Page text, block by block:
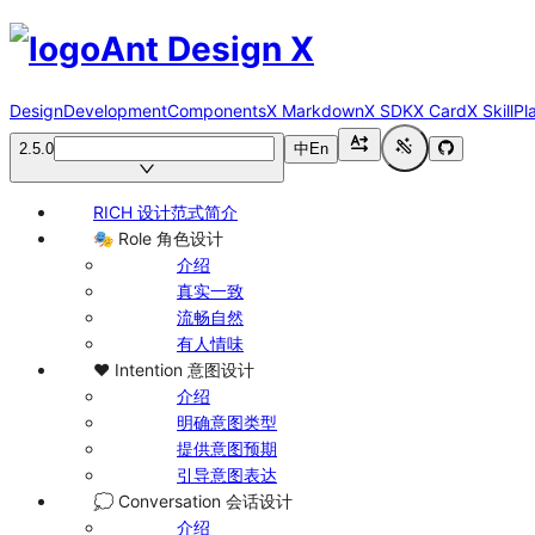
Ant Design X
DesignDevelopmentComponentsX MarkdownX SDKX CardX Skill
2.5.0 中En
RICH 设计范式简介
🎭 Role 角色设计
介绍
真实一致
流畅自然
有人情味
❤️ Intention 意图设计
介绍
明确意图类型
提供意图预期
引导意图表达
💭 Conversation 会话设计
介绍